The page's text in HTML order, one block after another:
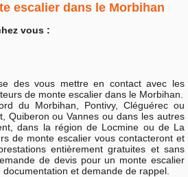
escalier dans le Morbihan
vous :
des vous mettre en contact avec les
de monte escalier dans le Morbihan.
du Morbihan, Pontivy, Cléguérec ou
Quiberon ou Vannes ou dans les autres
dans la région de Locmine ou de La
de monte escalier vous contacteront et
entièrement gratuites et sans
de devis pour un monte escalier
et demande de rappel.